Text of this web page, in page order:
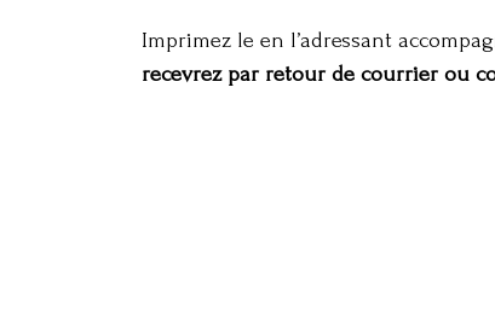
Imprimez le en l’adressant
recevrez par retour de courrier ou